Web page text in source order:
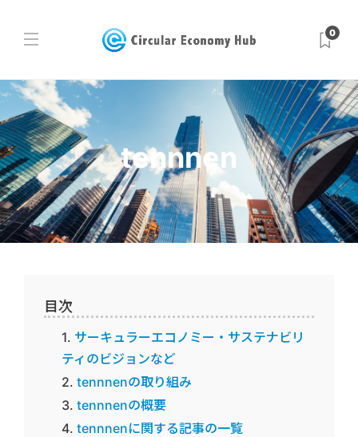
0
tennnen
目次
サーキュラーエコノミー・サステナビリ
ティのビジョンなど
tennnenの取り組み
tennnenの概要
tennnenに関する記事の一覧